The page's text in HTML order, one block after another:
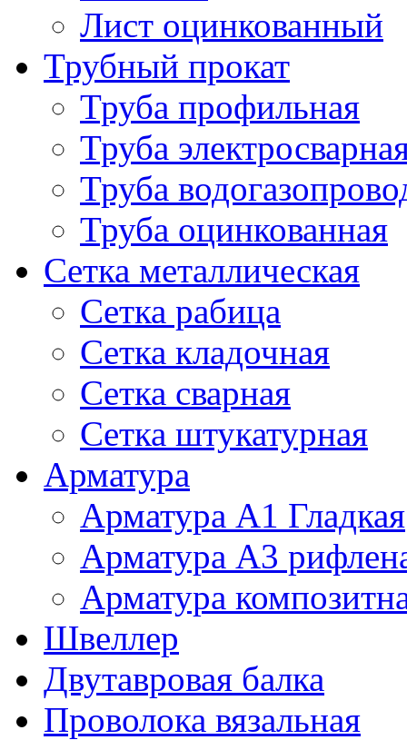
Лист оцинкованный
Трубный прокат
Труба профильная
Труба
Труба
Труба оцинкованная
Сетка металлическая
Сетка рабица
Сетка кладочная
Сетка сварная
Сетка штукатурная
Арматура
Арматура А1 Гладкая
Арматура А3
Арматура
Швеллер
Двутавровая балка
Проволока вязальная